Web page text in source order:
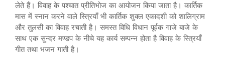
लेते हैं। विवाह के पश्चात प्रीतिभोज का आयोजन किया जाता है। कार्तिक
मास में स्नान करने वाले स्त्रियाँ भी कार्तिक शुक्ल एकादशी को शालिग्राम
और तुलसी का विवाह रचाती है। समस्त विधि विधान पूर्वक गाजे बाजे के
साथ एक सुन्दर मण्डप के नीचे यह कार्य सम्पन्न होता है विवाह के स्त्रियाँ
गीत तथा भजन गाती है।